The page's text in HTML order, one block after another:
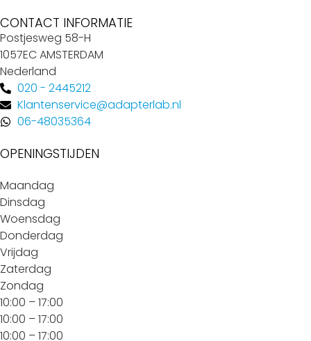
CONTACT INFORMATIE
Postjesweg 58-H
1057EC AMSTERDAM
Nederland
020 - 2445212
Klantenservice@adapterlab.nl
06-48035364
OPENINGSTIJDEN
Maandag
Dinsdag
Woensdag
Donderdag
Vrijdag
Zaterdag
Zondag
10:00 – 17:00
10:00 – 17:00
10:00 – 17:00